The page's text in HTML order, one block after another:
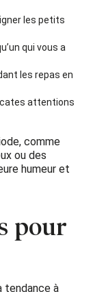
les petits
qui vous a
les repas en
attentions
comme
ou des
humeur et
pour
tendance à